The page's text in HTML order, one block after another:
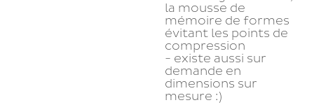
la mousse de
mémoire de formes
évitant les points de
compression
- existe aussi sur
demande en
dimensions sur
mesure :)